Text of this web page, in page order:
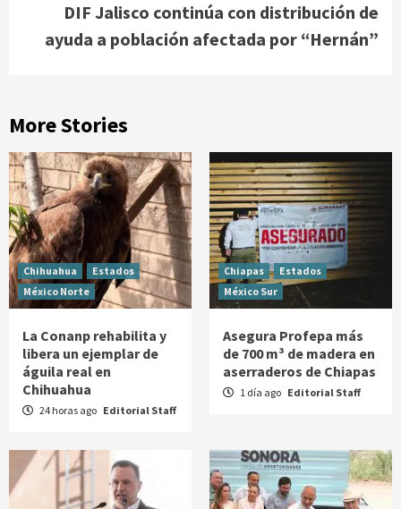
DIF Jalisco continúa con distribución de
ayuda a población afectada por “Hernán”
More Stories
Chihuahua
Estados
México Norte
La Conanp rehabilita y
libera un ejemplar de
águila real en
Chihuahua
24 horas ago Editorial Staff
Chiapas
Estados
México Sur
Asegura Profepa más
de 700 m³ de madera en
aserraderos de Chiapas
1 día ago Editorial Staff